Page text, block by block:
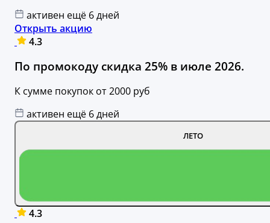
активен ещё 6 дней
Открыть акцию
4.3
По промокоду скидка 25% в июле 2026.
К сумме покупок от 2000 руб
активен ещё 6 дней
ЛЕТО
4.3